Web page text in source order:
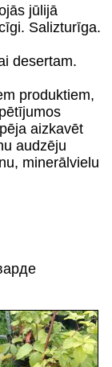
jūlijā
Salizturīga.
desertam.
produktiem,
aizkavēt
audzēju
minerālvielu